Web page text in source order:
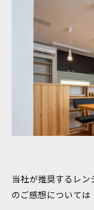
当社が推奨するレ
のご感想については